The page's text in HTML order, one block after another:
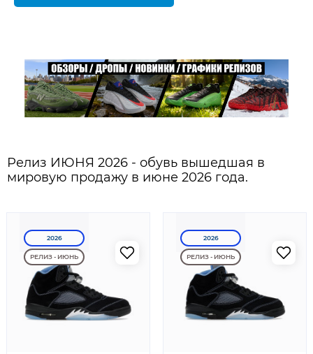
Релиз ИЮНЯ 2026 - обувь вышедшая в
мировую продажу в июне 2026 года.
2026
РЕЛИЗ - ИЮНЬ
2026
РЕЛИЗ - ИЮНЬ